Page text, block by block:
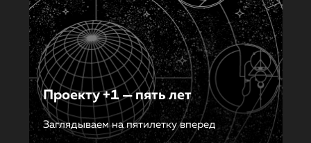
Проекту +1 — пять лет
Заглядываем на пятилетку вперед